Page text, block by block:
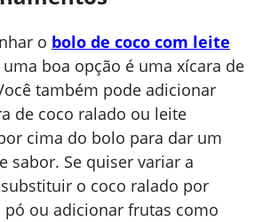
o bolo de coco com leite
uma boa opção é uma xícara de
também pode adicionar
de coco ralado ou leite
cima do bolo para dar um
sabor. Se quiser variar a
o coco ralado por
pó ou adicionar frutas como